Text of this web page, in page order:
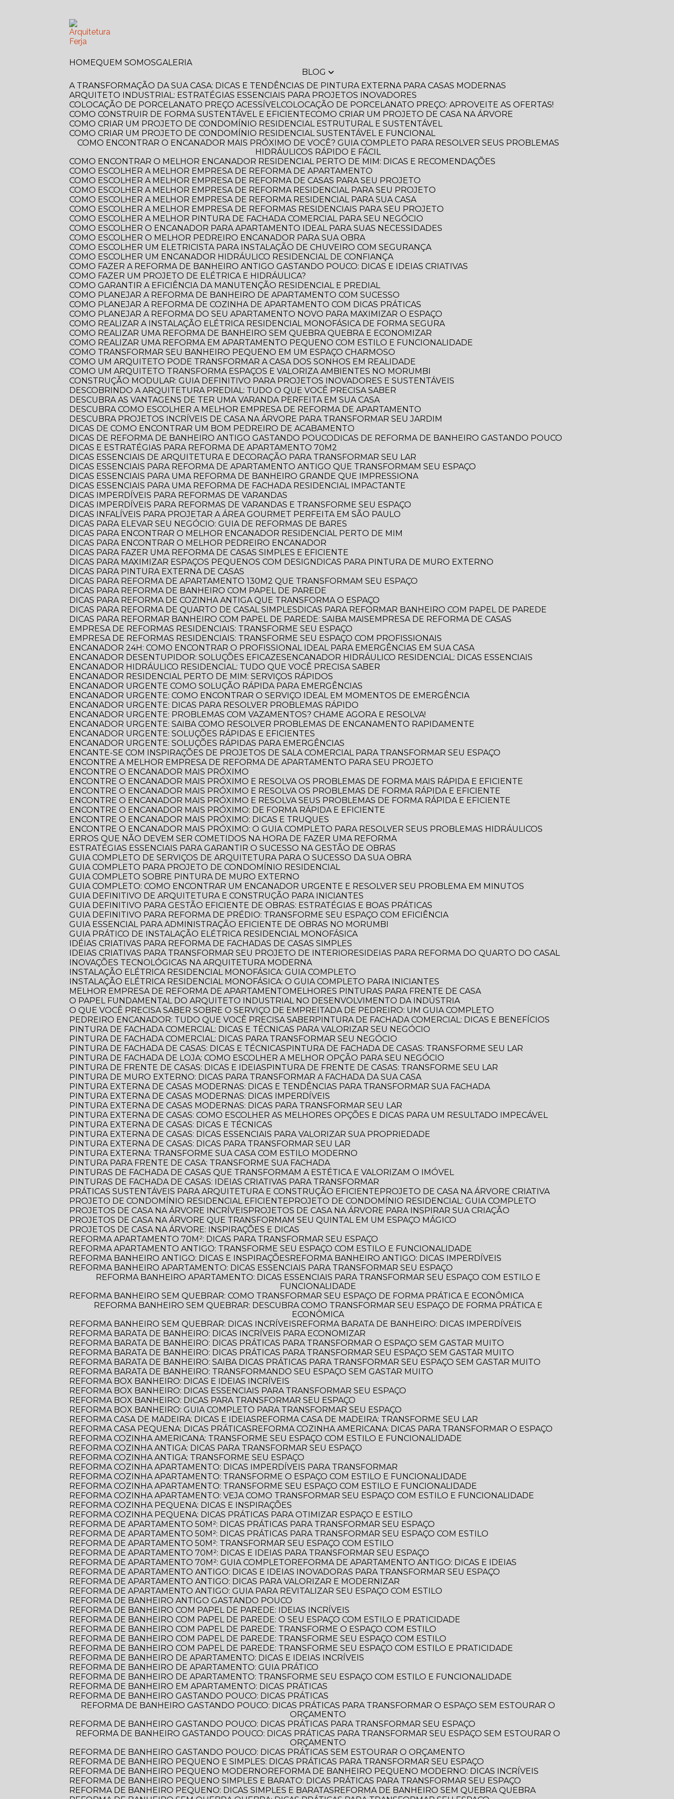
HOME QUEM SOMOS
GALERIA
BLOG
A TRANSFORMAÇÃO DA SUA CASA: DICAS E TENDÊNCIAS DE PINTURA EXTERNA PARA CASAS MODERNAS
ARQUITETO INDUSTRIAL: ESTRATÉGIAS ESSENCIAIS PARA PROJETOS INOVADORES
COLOCAÇÃO DE PORCELANATO PREÇO ACESSÍVEL COLOCAÇÃO DE PORCELANATO PREÇO: APROVEITE AS OFERTAS!
COMO CONSTRUIR DE FORMA SUSTENTÁVEL E EFICIENTE COMO CRIAR UM PROJETO DE CASA NA ÁRVORE
COMO CRIAR UM PROJETO DE CONDOMÍNIO RESIDENCIAL ESTRUTURAL E SUSTENTÁVEL
COMO CRIAR UM PROJETO DE CONDOMÍNIO RESIDENCIAL SUSTENTÁVEL E FUNCIONAL
COMO ENCONTRAR O ENCANADOR MAIS PRÓXIMO DE VOCÊ? GUIA COMPLETO PARA RESOLVER SEUS PROBLEMAS
HIDRÁULICOS RÁPIDO E FÁCIL
COMO ENCONTRAR O MELHOR ENCANADOR RESIDENCIAL PERTO DE MIM: DICAS E RECOMENDAÇÕES
COMO ESCOLHER A MELHOR EMPRESA DE REFORMA DE APARTAMENTO
COMO ESCOLHER A MELHOR EMPRESA DE REFORMA DE CASAS PARA SEU PROJETO
COMO ESCOLHER A MELHOR EMPRESA DE REFORMA RESIDENCIAL PARA SEU PROJETO
COMO ESCOLHER A MELHOR EMPRESA DE REFORMA RESIDENCIAL PARA SUA CASA
COMO ESCOLHER A MELHOR EMPRESA DE REFORMAS RESIDENCIAIS PARA SEU PROJETO
COMO ESCOLHER A MELHOR PINTURA DE FACHADA COMERCIAL PARA SEU NEGÓCIO
COMO ESCOLHER O ENCANADOR PARA APARTAMENTO IDEAL PARA SUAS NECESSIDADES
COMO ESCOLHER O MELHOR PEDREIRO ENCANADOR PARA SUA OBRA
COMO ESCOLHER UM ELETRICISTA PARA INSTALAÇÃO DE CHUVEIRO COM SEGURANÇA
COMO ESCOLHER UM ENCANADOR HIDRÁULICO RESIDENCIAL DE CONFIANÇA
COMO FAZER A REFORMA DE BANHEIRO ANTIGO GASTANDO POUCO: DICAS E IDEIAS CRIATIVAS
COMO FAZER UM PROJETO DE ELÉTRICA E HIDRÁULICA?
COMO GARANTIR A EFICIÊNCIA DA MANUTENÇÃO RESIDENCIAL E PREDIAL
COMO PLANEJAR A REFORMA DE BANHEIRO DE APARTAMENTO COM SUCESSO
COMO PLANEJAR A REFORMA DE COZINHA DE APARTAMENTO COM DICAS PRÁTICAS
COMO PLANEJAR A REFORMA DO SEU APARTAMENTO NOVO PARA MAXIMIZAR O ESPAÇO
COMO REALIZAR A INSTALAÇÃO ELÉTRICA RESIDENCIAL MONOFÁSICA DE FORMA SEGURA
COMO REALIZAR UMA REFORMA DE BANHEIRO SEM QUEBRA QUEBRA E ECONOMIZAR
COMO REALIZAR UMA REFORMA EM APARTAMENTO PEQUENO COM ESTILO E FUNCIONALIDADE
COMO TRANSFORMAR SEU BANHEIRO PEQUENO EM UM ESPAÇO CHARMOSO
COMO UM ARQUITETO PODE TRANSFORMAR A CASA DOS SONHOS EM REALIDADE
COMO UM ARQUITETO TRANSFORMA ESPAÇOS E VALORIZA AMBIENTES NO MORUMBI
CONSTRUÇÃO MODULAR: GUIA DEFINITIVO PARA PROJETOS INOVADORES E SUSTENTÁVEIS
DESCOBRINDO A ARQUITETURA PREDIAL: TUDO O QUE VOCÊ PRECISA SABER
DESCUBRA AS VANTAGENS DE TER UMA VARANDA PERFEITA EM SUA CASA
DESCUBRA COMO ESCOLHER A MELHOR EMPRESA DE REFORMA DE APARTAMENTO
DESCUBRA PROJETOS INCRÍVEIS DE CASA NA ÁRVORE PARA TRANSFORMAR SEU JARDIM
DICAS DE COMO ENCONTRAR UM BOM PEDREIRO DE ACABAMENTO
DICAS DE REFORMA DE BANHEIRO ANTIGO GASTANDO POUCO
DICAS DE REFORMA DE BANHEIRO GASTANDO POUCO
DICAS E ESTRATÉGIAS PARA REFORMA DE APARTAMENTO 70M2
DICAS ESSENCIAIS DE ARQUITETURA E DECORAÇÃO PARA TRANSFORMAR SEU LAR
DICAS ESSENCIAIS PARA REFORMA DE APARTAMENTO ANTIGO QUE TRANSFORMAM SEU ESPAÇO
DICAS ESSENCIAIS PARA UMA REFORMA DE BANHEIRO GRANDE QUE IMPRESSIONA
DICAS ESSENCIAIS PARA UMA REFORMA DE FACHADA RESIDENCIAL IMPACTANTE
DICAS IMPERDÍVEIS PARA REFORMAS DE VARANDAS
DICAS IMPERDÍVEIS PARA REFORMAS DE VARANDAS E TRANSFORME SEU ESPAÇO
DICAS INFALÍVEIS PARA PROJETAR A ÁREA GOURMET PERFEITA EM SÃO PAULO
DICAS PARA ELEVAR SEU NEGÓCIO: GUIA DE REFORMAS DE BARES
DICAS PARA ENCONTRAR O MELHOR ENCANADOR RESIDENCIAL PERTO DE MIM
DICAS PARA ENCONTRAR O MELHOR PEDREIRO ENCANADOR
DICAS PARA FAZER UMA REFORMA DE CASAS SIMPLES E EFICIENTE
DICAS PARA MAXIMIZAR ESPAÇOS PEQUENOS COM DESIGN
DICAS PARA PINTURA DE MURO EXTERNO
DICAS PARA PINTURA EXTERNA DE CASAS
DICAS PARA REFORMA DE APARTAMENTO 130M2 QUE TRANSFORMAM SEU ESPAÇO
DICAS PARA REFORMA DE BANHEIRO COM PAPEL DE PAREDE
DICAS PARA REFORMA DE COZINHA ANTIGA QUE TRANSFORMA O ESPAÇO
DICAS PARA REFORMA DE QUARTO DE CASAL SIMPLES
DICAS PARA REFORMAR BANHEIRO COM PAPEL DE PAREDE
DICAS PARA REFORMAR BANHEIRO COM PAPEL DE PAREDE: SAIBA MAIS
EMPRESA DE REFORMA DE CASAS
EMPRESA DE REFORMAS RESIDENCIAIS: TRANSFORME SEU ESPAÇO
EMPRESA DE REFORMAS RESIDENCIAIS: TRANSFORME SEU ESPAÇO COM PROFISSIONAIS
ENCANADOR 24H: COMO ENCONTRAR O PROFISSIONAL IDEAL PARA EMERGÊNCIAS EM SUA CASA
ENCANADOR DESENTUPIDOR: SOLUÇÕES EFICAZES
ENCANADOR HIDRÁULICO RESIDENCIAL: DICAS ESSENCIAIS
ENCANADOR HIDRÁULICO RESIDENCIAL: TUDO QUE VOCÊ PRECISA SABER
ENCANADOR RESIDENCIAL PERTO DE MIM: SERVIÇOS RÁPIDOS
ENCANADOR URGENTE COMO SOLUÇÃO RÁPIDA PARA EMERGÊNCIAS
ENCANADOR URGENTE: COMO ENCONTRAR O SERVIÇO IDEAL EM MOMENTOS DE EMERGÊNCIA
ENCANADOR URGENTE: DICAS PARA RESOLVER PROBLEMAS RÁPIDO
ENCANADOR URGENTE: PROBLEMAS COM VAZAMENTOS? CHAME AGORA E RESOLVA!
ENCANADOR URGENTE: SAIBA COMO RESOLVER PROBLEMAS DE ENCANAMENTO RAPIDAMENTE
ENCANADOR URGENTE: SOLUÇÕES RÁPIDAS E EFICIENTES
ENCANADOR URGENTE: SOLUÇÕES RÁPIDAS PARA EMERGÊNCIAS
ENCANTE-SE COM INSPIRAÇÕES DE PROJETOS DE SALA COMERCIAL PARA TRANSFORMAR SEU ESPAÇO
ENCONTRE A MELHOR EMPRESA DE REFORMA DE APARTAMENTO PARA SEU PROJETO
ENCONTRE O ENCANADOR MAIS PRÓXIMO
ENCONTRE O ENCANADOR MAIS PRÓXIMO E RESOLVA OS PROBLEMAS DE FORMA MAIS RÁPIDA E EFICIENTE
ENCONTRE O ENCANADOR MAIS PRÓXIMO E RESOLVA OS PROBLEMAS DE FORMA RÁPIDA E EFICIENTE
ENCONTRE O ENCANADOR MAIS PRÓXIMO E RESOLVA SEUS PROBLEMAS DE FORMA RÁPIDA E EFICIENTE
ENCONTRE O ENCANADOR MAIS PRÓXIMO: DE FORMA RÁPIDA E EFICIENTE
ENCONTRE O ENCANADOR MAIS PRÓXIMO: DICAS E TRUQUES
ENCONTRE O ENCANADOR MAIS PRÓXIMO: O GUIA COMPLETO PARA RESOLVER SEUS PROBLEMAS HIDRÁULICOS
ERROS QUE NÃO DEVEM SER COMETIDOS NA HORA DE FAZER UMA REFORMA
ESTRATÉGIAS ESSENCIAIS PARA GARANTIR O SUCESSO NA GESTÃO DE OBRAS
GUIA COMPLETO DE SERVIÇOS DE ARQUITETURA PARA O SUCESSO DA SUA OBRA
GUIA COMPLETO PARA PROJETO DE CONDOMÍNIO RESIDENCIAL
GUIA COMPLETO SOBRE PINTURA DE MURO EXTERNO
GUIA COMPLETO: COMO ENCONTRAR UM ENCANADOR URGENTE E RESOLVER SEU PROBLEMA EM MINUTOS
GUIA DEFINITIVO DE ARQUITETURA E CONSTRUÇÃO PARA INICIANTES
GUIA DEFINITIVO PARA GESTÃO EFICIENTE DE OBRAS: ESTRATÉGIAS E BOAS PRÁTICAS
GUIA DEFINITIVO PARA REFORMA DE PRÉDIO: TRANSFORME SEU ESPAÇO COM EFICIÊNCIA
GUIA ESSENCIAL PARA ADMINISTRAÇÃO EFICIENTE DE OBRAS NO MORUMBI
GUIA PRÁTICO DE INSTALAÇÃO ELÉTRICA RESIDENCIAL MONOFÁSICA
IDÉIAS CRIATIVAS PARA REFORMA DE FACHADAS DE CASAS SIMPLES
IDEIAS CRIATIVAS PARA TRANSFORMAR SEU PROJETO DE INTERIORES IDEIAS PARA REFORMA DO QUARTO DO CASAL
INOVAÇÕES TECNOLÓGICAS NA ARQUITETURA MODERNA
INSTALAÇÃO ELÉTRICA RESIDENCIAL MONOFÁSICA: GUIA COMPLETO
INSTALAÇÃO ELÉTRICA RESIDENCIAL MONOFÁSICA: O GUIA COMPLETO PARA INICIANTES
MELHOR EMPRESA DE REFORMA DE APARTAMENTO
MELHORES PINTURAS PARA FRENTE DE CASA
O PAPEL FUNDAMENTAL DO ARQUITETO INDUSTRIAL NO DESENVOLVIMENTO DA INDÚSTRIA
O QUE VOCÊ PRECISA SABER SOBRE O SERVIÇO DE EMPREITADA DE PEDREIRO: UM GUIA COMPLETO
PEDREIRO ENCANADOR: TUDO QUE VOCÊ PRECISA SABER
PINTURA DE FACHADA COMERCIAL: DICAS E BENEFÍCIOS
PINTURA DE FACHADA COMERCIAL: DICAS E TÉCNICAS PARA VALORIZAR SEU NEGÓCIO
PINTURA DE FACHADA COMERCIAL: DICAS PARA TRANSFORMAR SEU NEGÓCIO
PINTURA DE FACHADA DE CASAS: DICAS E TÉCNICAS
PINTURA DE FACHADA DE CASAS: TRANSFORME SEU LAR
PINTURA DE FACHADA DE LOJA: COMO ESCOLHER A MELHOR OPÇÃO PARA SEU NEGÓCIO
PINTURA DE FRENTE DE CASAS: DICAS E IDEIAS
PINTURA DE FRENTE DE CASAS: TRANSFORME SEU LAR
PINTURA DE MURO EXTERNO: DICAS PARA TRANSFORMAR A FACHADA DA SUA CASA
PINTURA EXTERNA DE CASAS MODERNAS: DICAS E TENDÊNCIAS PARA TRANSFORMAR SUA FACHADA
PINTURA EXTERNA DE CASAS MODERNAS: DICAS IMPERDÍVEIS
PINTURA EXTERNA DE CASAS MODERNAS: DICAS PARA TRANSFORMAR SEU LAR
PINTURA EXTERNA DE CASAS: COMO ESCOLHER AS MELHORES OPÇÕES E DICAS PARA UM RESULTADO IMPECÁVEL
PINTURA EXTERNA DE CASAS: DICAS E TÉCNICAS
PINTURA EXTERNA DE CASAS: DICAS ESSENCIAIS PARA VALORIZAR SUA PROPRIEDADE
PINTURA EXTERNA DE CASAS: DICAS PARA TRANSFORMAR SEU LAR
PINTURA EXTERNA: TRANSFORME SUA CASA COM ESTILO MODERNO
PINTURA PARA FRENTE DE CASA: TRANSFORME SUA FACHADA
PINTURAS DE FACHADA DE CASAS QUE TRANSFORMAM A ESTÉTICA E VALORIZAM O IMÓVEL
PINTURAS DE FACHADA DE CASAS: IDEIAS CRIATIVAS PARA TRANSFORMAR
PRÁTICAS SUSTENTÁVEIS PARA ARQUITETURA E CONSTRUÇÃO EFICIENTE
PROJETO DE CASA NA ÁRVORE CRIATIVA
PROJETO DE CONDOMÍNIO RESIDENCIAL EFICIENTE
PROJETO DE CONDOMÍNIO RESIDENCIAL: GUIA COMPLETO
PROJETOS DE CASA NA ÁRVORE INCRÍVEIS
PROJETOS DE CASA NA ÁRVORE PARA INSPIRAR SUA CRIAÇÃO
PROJETOS DE CASA NA ÁRVORE QUE TRANSFORMAM SEU QUINTAL EM UM ESPAÇO MÁGICO
PROJETOS DE CASA NA ÁRVORE: INSPIRAÇÕES E DICAS
REFORMA APARTAMENTO 70M²: DICAS PARA TRANSFORMAR SEU ESPAÇO
REFORMA APARTAMENTO ANTIGO: TRANSFORME SEU ESPAÇO COM ESTILO E FUNCIONALIDADE
REFORMA BANHEIRO ANTIGO: DICAS E INSPIRAÇÕES
REFORMA BANHEIRO ANTIGO: DICAS IMPERDÍVEIS
REFORMA BANHEIRO APARTAMENTO: DICAS ESSENCIAIS PARA TRANSFORMAR SEU ESPAÇO
REFORMA BANHEIRO APARTAMENTO: DICAS ESSENCIAIS PARA TRANSFORMAR SEU ESPAÇO COM ESTILO E
FUNCIONALIDADE
REFORMA BANHEIRO SEM QUEBRAR: COMO TRANSFORMAR SEU ESPAÇO DE FORMA PRÁTICA E ECONÔMICA
REFORMA BANHEIRO SEM QUEBRAR: DESCUBRA COMO TRANSFORMAR SEU ESPAÇO DE FORMA PRÁTICA E
ECONÔMICA
REFORMA BANHEIRO SEM QUEBRAR: DICAS INCRÍVEIS
REFORMA BARATA DE BANHEIRO: DICAS IMPERDÍVEIS
REFORMA BARATA DE BANHEIRO: DICAS INCRÍVEIS PARA ECONOMIZAR
REFORMA BARATA DE BANHEIRO: DICAS PRÁTICAS PARA TRANSFORMAR O ESPAÇO SEM GASTAR MUITO
REFORMA BARATA DE BANHEIRO: DICAS PRÁTICAS PARA TRANSFORMAR SEU ESPAÇO SEM GASTAR MUITO
REFORMA BARATA DE BANHEIRO: SAIBA DICAS PRÁTICAS PARA TRANSFORMAR SEU ESPAÇO SEM GASTAR MUITO
REFORMA BARATA DE BANHEIRO: TRANSFORMANDO SEU ESPAÇO SEM GASTAR MUITO
REFORMA BOX BANHEIRO: DICAS E IDEIAS INCRÍVEIS
REFORMA BOX BANHEIRO: DICAS ESSENCIAIS PARA TRANSFORMAR SEU ESPAÇO
REFORMA BOX BANHEIRO: DICAS PARA TRANSFORMAR SEU ESPAÇO
REFORMA BOX BANHEIRO: GUIA COMPLETO PARA TRANSFORMAR SEU ESPAÇO
REFORMA CASA DE MADEIRA: DICAS E IDEIAS
REFORMA CASA DE MADEIRA: TRANSFORME SEU LAR
REFORMA CASA PEQUENA: DICAS PRÁTICAS
REFORMA COZINHA AMERICANA: DICAS PARA TRANSFORMAR O ESPAÇO
REFORMA COZINHA AMERICANA: TRANSFORME SEU ESPAÇO COM ESTILO E FUNCIONALIDADE
REFORMA COZINHA ANTIGA: DICAS PARA TRANSFORMAR SEU ESPAÇO
REFORMA COZINHA ANTIGA: TRANSFORME SEU ESPAÇO
REFORMA COZINHA APARTAMENTO: DICAS IMPERDÍVEIS PARA TRANSFORMAR
REFORMA COZINHA APARTAMENTO: TRANSFORME O ESPAÇO COM ESTILO E FUNCIONALIDADE
REFORMA COZINHA APARTAMENTO: TRANSFORME SEU ESPAÇO COM ESTILO E FUNCIONALIDADE
REFORMA COZINHA APARTAMENTO: VEJA COMO TRANSFORMAR SEU ESPAÇO COM ESTILO E FUNCIONALIDADE
REFORMA COZINHA PEQUENA: DICAS E INSPIRAÇÕES
REFORMA COZINHA PEQUENA: DICAS PRÁTICAS PARA OTIMIZAR ESPAÇO E ESTILO
REFORMA DE APARTAMENTO 50M²: DICAS PRÁTICAS PARA TRANSFORMAR SEU ESPAÇO
REFORMA DE APARTAMENTO 50M²: DICAS PRÁTICAS PARA TRANSFORMAR SEU ESPAÇO COM ESTILO
REFORMA DE APARTAMENTO 50M²: TRANSFORMAR SEU ESPAÇO COM ESTILO
REFORMA DE APARTAMENTO 70M²: DICAS E IDEIAS PARA TRANSFORMAR SEU ESPAÇO
REFORMA DE APARTAMENTO 70M²: GUIA COMPLETO
REFORMA DE APARTAMENTO ANTIGO: DICAS E IDEIAS
REFORMA DE APARTAMENTO ANTIGO: DICAS E IDEIAS INOVADORAS PARA TRANSFORMAR SEU ESPAÇO
REFORMA DE APARTAMENTO ANTIGO: DICAS PARA VALORIZAR E MODERNIZAR
REFORMA DE APARTAMENTO ANTIGO: GUIA PARA REVITALIZAR SEU ESPAÇO COM ESTILO
REFORMA DE BANHEIRO ANTIGO GASTANDO POUCO
REFORMA DE BANHEIRO COM PAPEL DE PAREDE: IDEIAS INCRÍVEIS
REFORMA DE BANHEIRO COM PAPEL DE PAREDE: O SEU ESPAÇO COM ESTILO E PRATICIDADE
REFORMA DE BANHEIRO COM PAPEL DE PAREDE: TRANSFORME O ESPAÇO COM ESTILO
REFORMA DE BANHEIRO COM PAPEL DE PAREDE: TRANSFORME SEU ESPAÇO COM ESTILO
REFORMA DE BANHEIRO COM PAPEL DE PAREDE: TRANSFORME SEU ESPAÇO COM ESTILO E PRATICIDADE
REFORMA DE BANHEIRO DE APARTAMENTO: DICAS E IDEIAS INCRÍVEIS
REFORMA DE BANHEIRO DE APARTAMENTO: GUIA PRÁTICO
REFORMA DE BANHEIRO DE APARTAMENTO: TRANSFORME SEU ESPAÇO COM ESTILO E FUNCIONALIDADE
REFORMA DE BANHEIRO EM APARTAMENTO: DICAS PRÁTICAS
REFORMA DE BANHEIRO GASTANDO POUCO: DICAS PRÁTICAS
REFORMA DE BANHEIRO GASTANDO POUCO: DICAS PRÁTICAS PARA TRANSFORMAR O ESPAÇO SEM ESTOURAR O
ORÇAMENTO
REFORMA DE BANHEIRO GASTANDO POUCO: DICAS PRÁTICAS PARA TRANSFORMAR SEU ESPAÇO
REFORMA DE BANHEIRO GASTANDO POUCO: DICAS PRÁTICAS PARA TRANSFORMAR SEU ESPAÇO SEM ESTOURAR O
ORÇAMENTO
REFORMA DE BANHEIRO GASTANDO POUCO: DICAS PRÁTICAS SEM ESTOURAR O ORÇAMENTO
REFORMA DE BANHEIRO PEQUENO E SIMPLES: DICAS PRÁTICAS PARA TRANSFORMAR SEU ESPAÇO
REFORMA DE BANHEIRO PEQUENO MODERNO
REFORMA DE BANHEIRO PEQUENO MODERNO: DICAS INCRÍVEIS
REFORMA DE BANHEIRO PEQUENO SIMPLES E BARATO: DICAS PRÁTICAS PARA TRANSFORMAR SEU ESPAÇO
REFORMA DE BANHEIRO PEQUENO: DICAS SIMPLES E BARATAS
REFORMA DE BANHEIRO SEM QUEBRA QUEBRA